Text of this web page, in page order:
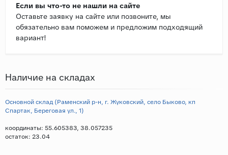
Если вы что-то не нашли на сайте
Оставьте заявку на сайте или позвоните, мы
обязательно вам поможем и предложим подходящий
вариант!
Наличие на складах
Основной склад (Раменский р-н, г. Жуковский, село Быково, кп
Спартак, Береговая ул., 1)
координаты: 55.605383, 38.057235
остаток: 23.04